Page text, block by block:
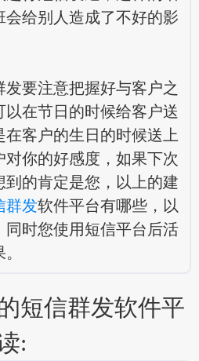
给别人造成了不好的影
要注意把握好与客户之
在节日的时候给客户送
在客户的生日的时候送上
你的好感度，如果下次
的肯定是您，以上的建
群发软件平台有哪些，以
同时您使用短信平台后活
短信群发软件平
: